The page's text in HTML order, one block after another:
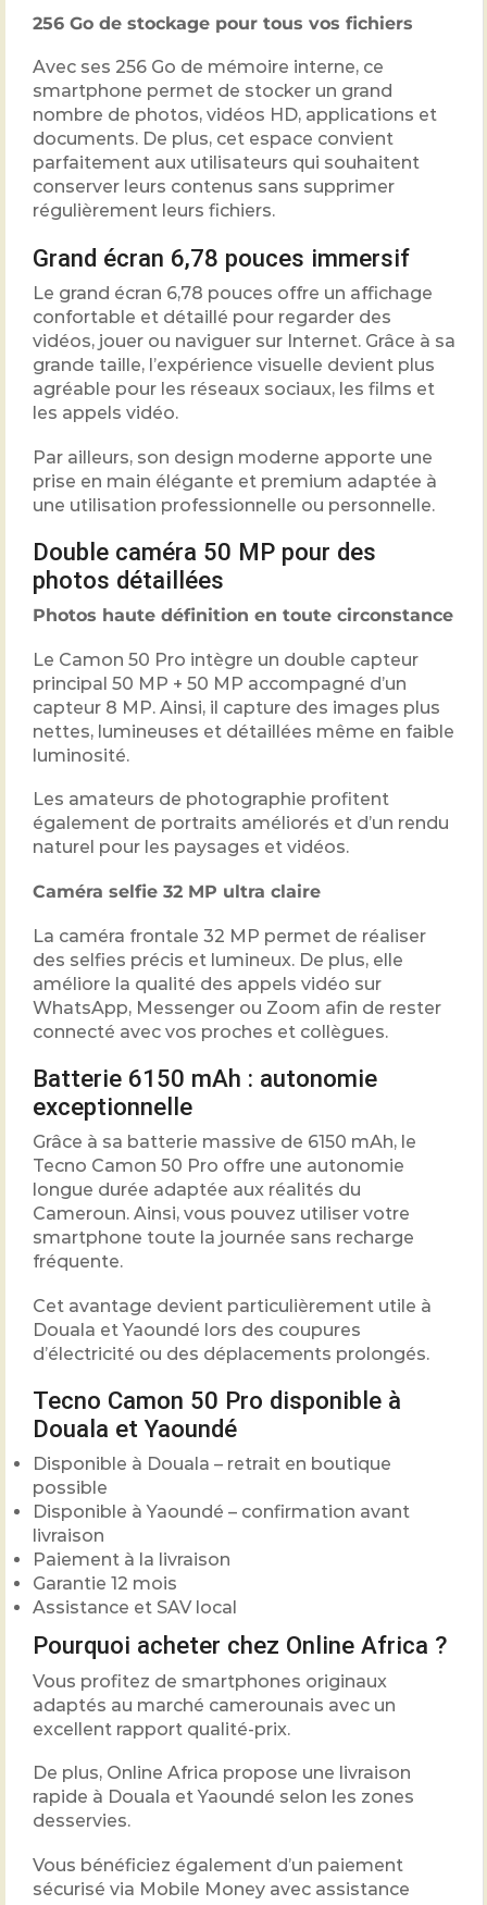
256 Go de stockage pour tous vos fichiers
Avec ses 256 Go de mémoire interne, ce
smartphone permet de stocker un grand
nombre de photos, vidéos HD, applications et
documents. De plus, cet espace convient
parfaitement aux utilisateurs qui souhaitent
conserver leurs contenus sans supprimer
régulièrement leurs fichiers.
Grand écran 6,78 pouces immersif
Le grand écran 6,78 pouces offre un affichage
confortable et détaillé pour regarder des
vidéos, jouer ou naviguer sur Internet. Grâce à sa
grande taille, l’expérience visuelle devient plus
agréable pour les réseaux sociaux, les films et
les appels vidéo.
Par ailleurs, son design moderne apporte une
prise en main élégante et premium adaptée à
une utilisation professionnelle ou personnelle.
Double caméra 50 MP pour des
photos détaillées
Photos haute définition en toute circonstance
Le Camon 50 Pro intègre un double capteur
principal 50 MP + 50 MP accompagné d’un
capteur 8 MP. Ainsi, il capture des images plus
nettes, lumineuses et détaillées même en faible
luminosité.
Les amateurs de photographie profitent
également de portraits améliorés et d’un rendu
naturel pour les paysages et vidéos.
Caméra selfie 32 MP ultra claire
La caméra frontale 32 MP permet de réaliser
des selfies précis et lumineux. De plus, elle
améliore la qualité des appels vidéo sur
WhatsApp, Messenger ou Zoom afin de rester
connecté avec vos proches et collègues.
Batterie 6150 mAh : autonomie
exceptionnelle
Grâce à sa batterie massive de 6150 mAh, le
Tecno Camon 50 Pro offre une autonomie
longue durée adaptée aux réalités du
Cameroun. Ainsi, vous pouvez utiliser votre
smartphone toute la journée sans recharge
fréquente.
Cet avantage devient particulièrement utile à
Douala et Yaoundé lors des coupures
d’électricité ou des déplacements prolongés.
Tecno Camon 50 Pro disponible à
Douala et Yaoundé
Disponible à Douala – retrait en boutique
possible
Disponible à Yaoundé – confirmation avant
livraison
Paiement à la livraison
Garantie 12 mois
Assistance et SAV local
Pourquoi acheter chez Online Africa ?
Vous profitez de smartphones originaux
adaptés au marché camerounais avec un
excellent rapport qualité-prix.
De plus, Online Africa propose une livraison
rapide à Douala et Yaoundé selon les zones
desservies.
Vous bénéficiez également d’un paiement
sécurisé via Mobile Money avec assistance